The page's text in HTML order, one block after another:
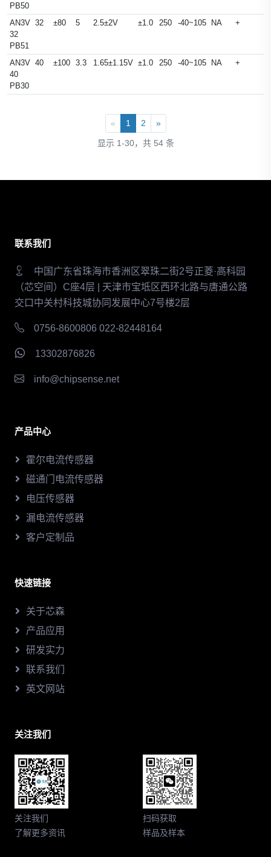
PB50
AN3V
32
PB51
32 ±80 5 2.5±2V ±1.0 250 -40~105 NA +
AN3V
40
PB30
40 ±100 3.3 1.65±1.15V ±1.0 250 -40~105 NA +
« 1 2 »
显示 1-30，共 54 条
联系我们
中国广东省珠海市香洲区翠珠二街2号正菱·高科园
（芯空间）C座4层 | 天津市宝坻区西环北路与唐通公路
交口中关村科技城协同发展中心7号楼2层
0756-8600806 022-82448164
13302876826
info@chipsense.net
产品中心
霍尔电流传感器
磁通门电流传感器
电压传感器
漏电流传感器
客户定制品
快速链接
关于芯森
产品应用
研发实力
联系我们
英文网站
关注我们
关注我们
了解更多资讯
扫码获取
样品及样本